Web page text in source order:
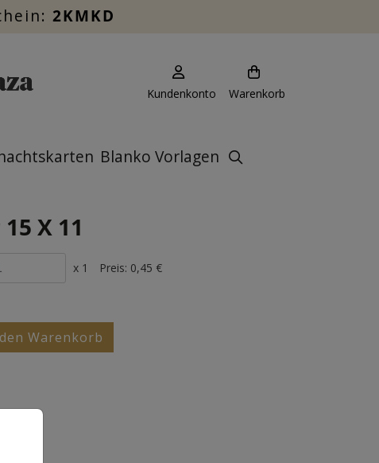
2KMKD
Kundenkonto Warenkorb
Blanko Vorlagen
X 11
x 1 Preis: 0,45 €
Warenkorb